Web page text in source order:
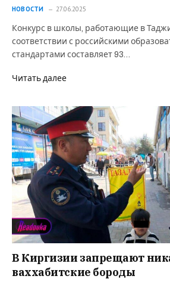
НОВОСТИ 27.06.2025
Конкурс в школы, работающие в
соответствии с российскими
стандартами составляет 93…
Читать далее
В Киргизии запрещают
ваххабитские бороды